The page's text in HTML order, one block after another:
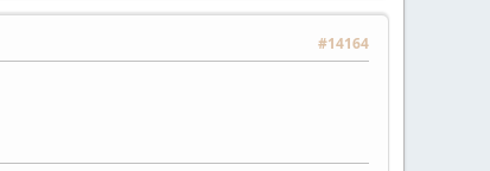
#14164